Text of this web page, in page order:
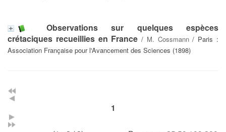
Observations sur quelques espèces
crétaciques recueillies en France / M. Cossmann/ Paris :
Association Française pour l'Avancement des Sciences (1898)
1